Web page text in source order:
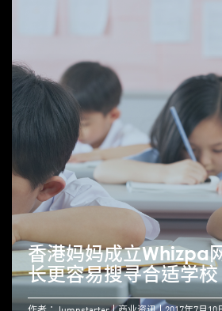
香港妈妈成立Whizpa
长更容易搜寻合适学校